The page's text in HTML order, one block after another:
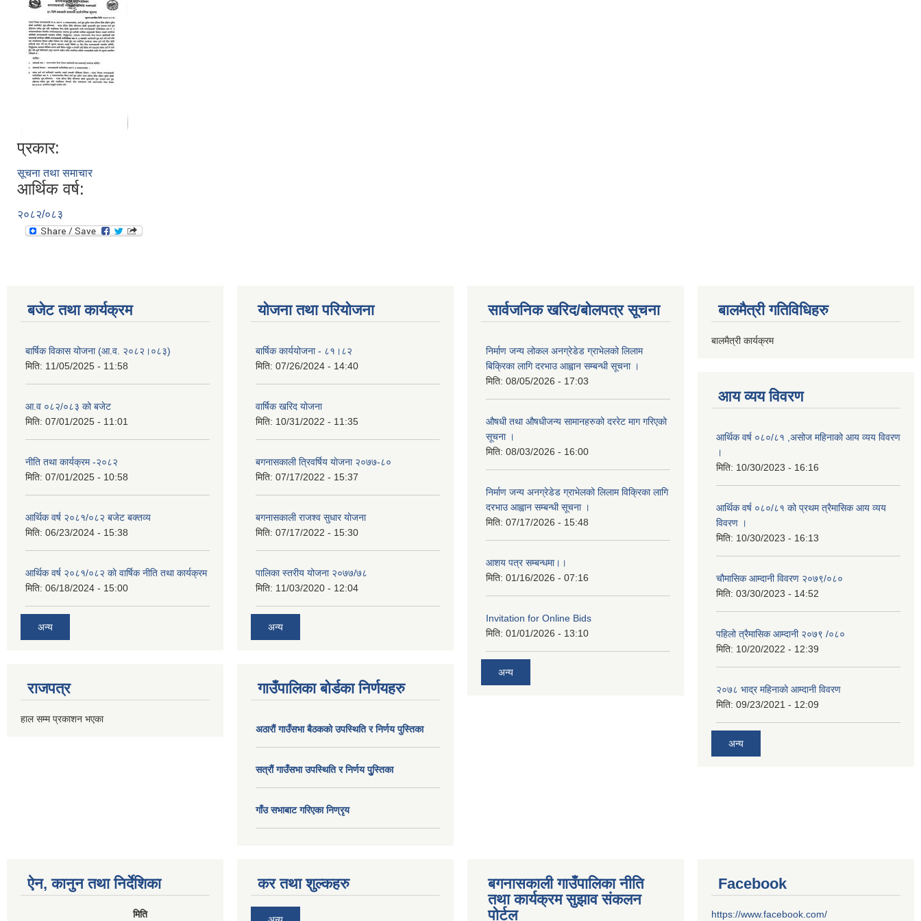
प्रकार:
सूचना तथा समाचार
आर्थिक वर्ष:
२०८२/०८३
बजेट तथा कार्यक्रम
बार्षिक विकास योजना (आ.व. २०८२।०८३)
मिति: 11/05/2025 - 11:58
आ.व ०८२/०८३ को बजेट
मिति: 07/01/2025 - 11:01
नीति तथा कार्यक्रम -२०८२
मिति: 07/01/2025 - 10:58
आर्थिक वर्ष २०८१/०८२ बजेट बक्तव्य
मिति: 06/23/2024 - 15:38
आर्थिक वर्ष २०८१/०८२ काे वार्षिक नीति तथा कार्यक्रम
मिति: 06/18/2024 - 15:00
अन्य
राजपत्र
हाल सम्म प्रकाशन भएका
योजना तथा परियोजना
बार्षिक कार्ययोजना - ८१।८२
मिति: 07/26/2024 - 14:40
वार्षिक खरिद योजना
मिति: 10/31/2022 - 11:35
बगनासकाली त्रिवर्षिय याेजना २०७७-८०
मिति: 07/17/2022 - 15:37
बगनासकाली राजश्व सुधार याेजना
मिति: 07/17/2022 - 15:30
पालिका स्तरीय योजना २०७७/७८
मिति: 11/03/2020 - 12:04
अन्य
गाउँपालिका बोर्डका निर्णयहरु
अठाराैं गाउँसभा बैठकको उपस्थिति र निर्णय पुस्तिका
सत्राैं गाउँसभा उपस्थिति र निर्णय पुु्स्तिका
गाँउ सभाबाट गरिएका निण्रृय
सार्वजनिक खरिद/बोलपत्र सूचना
निर्माण जन्य लोकल अनग्रेडेड ग्राभेलको लिलाम
बिक्रिका लागि दरभाउ आह्वान सम्बन्धी सूचना ।
मिति: 08/05/2026 - 17:03
औषधी तथा औषधीजन्य सामानहरुको दररेट माग गरिएको
सूचना ।
मिति: 08/03/2026 - 16:00
निर्माण जन्य अनग्रेडेड ग्राभेलको लिलाम विक्रिका लागि
दरभाउ आह्वान सम्बन्धी सूचना ।
मिति: 07/17/2026 - 15:48
आशय पत्र सम्बन्धमा।।
मिति: 01/16/2026 - 07:16
Invitation for Online Bids
मिति: 01/01/2026 - 13:10
अन्य
बालमैत्री गतिविधिहरु
बालमैत्री कार्यक्रम
आय व्यय विवरण
आर्थिक वर्ष ०८०/८१ ,असोज महिनाको आय व्यय विवरण
।
मिति: 10/30/2023 - 16:16
आर्थिक वर्ष ०८०/८१ को प्रथम त्रैमासिक आय व्यय
विवरण ।
मिति: 10/30/2023 - 16:13
चौमासिक आम्दानी विवरण २०७९/०८०
मिति: 03/30/2023 - 14:52
पहिलो त्रैमासिक आम्दानी २०७९ /०८०
मिति: 10/20/2022 - 12:39
२०७८ भाद्र महिनाकाे आम्दानी विवरण
मिति: 09/23/2021 - 12:09
अन्य
ऐन, कानुन तथा निर्देशिका
मिति
कर तथा शुल्कहरु
बगनासकाली गाउँपालिका नीति
तथा कार्यक्रम सुझाव संकलन
पोर्टल
Facebook
https://www.facebook.com/